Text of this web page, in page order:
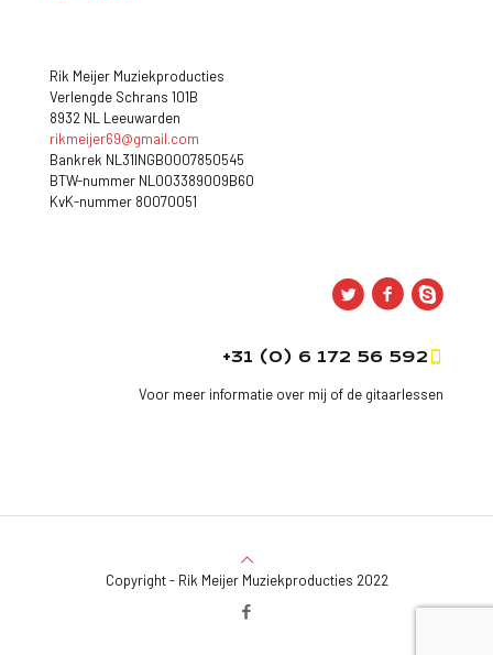
Rik Meijer Muziekproducties
Verlengde Schrans 101B
8932 NL Leeuwarden
rikmeijer69@gmail.com
Bankrek NL31INGB0007850545
BTW-nummer NL003389009B60
KvK-nummer 80070051
+31 (0) 6 172 56 592
Voor meer informatie over mij of de gitaarlessen
Copyright - Rik Meijer Muziekproducties 2022